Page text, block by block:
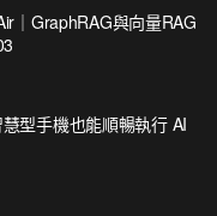
｜GraphRAG與向量RAG
型手機也能順暢執行 AI